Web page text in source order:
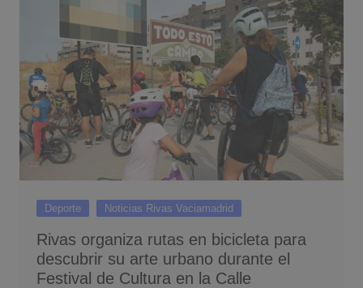
Deporte Noticias Rivas Vaciamadrid
Rivas organiza rutas en bicicleta para
descubrir su arte urbano durante el
Festival de Cultura en la Calle